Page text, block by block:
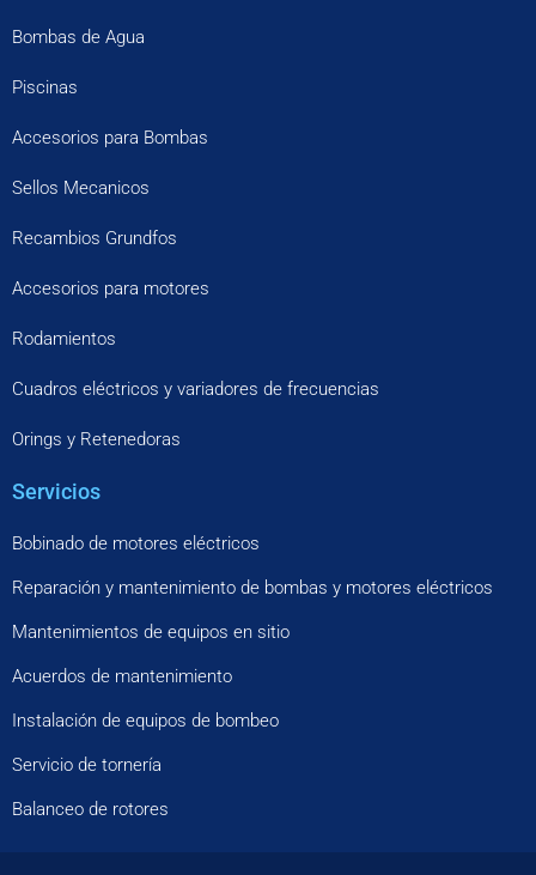
Bombas de Agua
Piscinas
Accesorios para Bombas
Sellos Mecanicos
Recambios Grundfos
Accesorios para motores
Rodamientos
Cuadros eléctricos y variadores de frecuencias
Orings y Retenedoras
Servicios
Bobinado de motores eléctricos
Reparación y mantenimiento de bombas y motores eléctricos
Mantenimientos de equipos en sitio
Acuerdos de mantenimiento
Instalación de equipos de bombeo
Servicio de tornería
Balanceo de rotores